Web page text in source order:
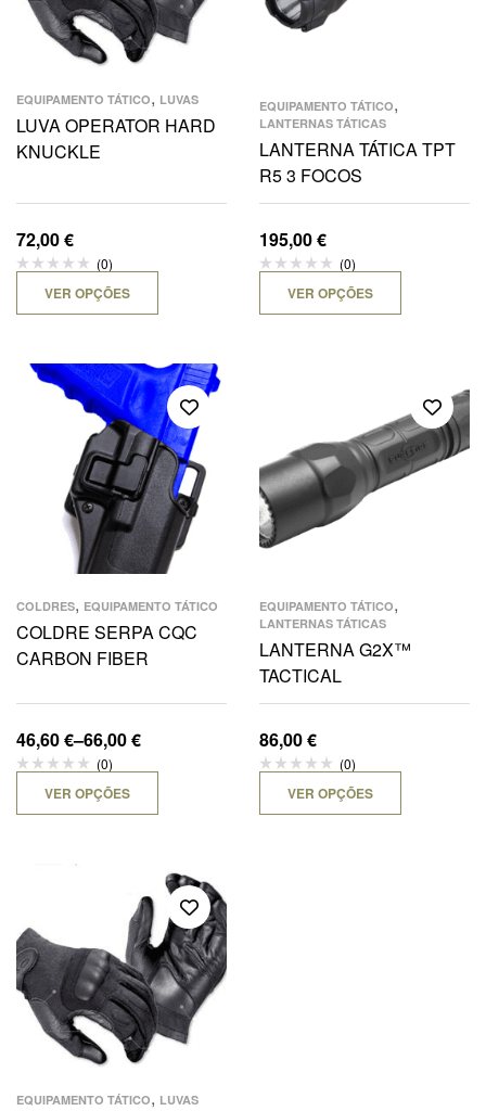
EQUIPAMENTO TÁTICO, LUVAS
LUVA OPERATOR HARD
KNUCKLE
72,00€
(0)
VER OPÇÕES
EQUIPAMENTO TÁTICO,
LANTERNAS TÁTICAS
LANTERNA TÁTICA TPT
R5 3 FOCOS
195,00€
(0)
VER OPÇÕES
COLDRES, EQUIPAMENTO TÁTICO
COLDRE SERPA CQC
CARBON FIBER
46,60€–66,00€
(0)
VER OPÇÕES
EQUIPAMENTO TÁTICO,
LANTERNAS TÁTICAS
LANTERNA G2X™
TACTICAL
86,00€
(0)
VER OPÇÕES
EQUIPAMENTO TÁTICO, LUVAS